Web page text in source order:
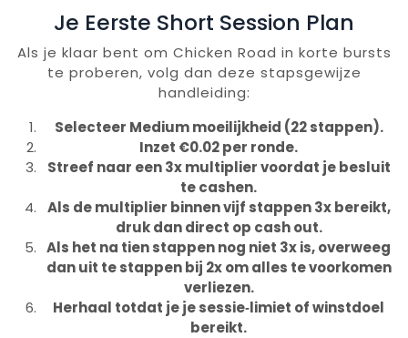
Je Eerste Short Session Plan
Als je klaar bent om Chicken Road in korte bursts
te proberen, volg dan deze stapsgewijze
handleiding:
Selecteer Medium moeilijkheid (22 stappen).
Inzet €0.02 per ronde.
Streef naar een 3x multiplier voordat je besluit
te cashen.
Als de multiplier binnen vijf stappen 3x bereikt,
druk dan direct op cash out.
Als het na tien stappen nog niet 3x is, overweeg
dan uit te stappen bij 2x om alles te voorkomen
verliezen.
Herhaal totdat je je sessie‑limiet of winstdoel
bereikt.